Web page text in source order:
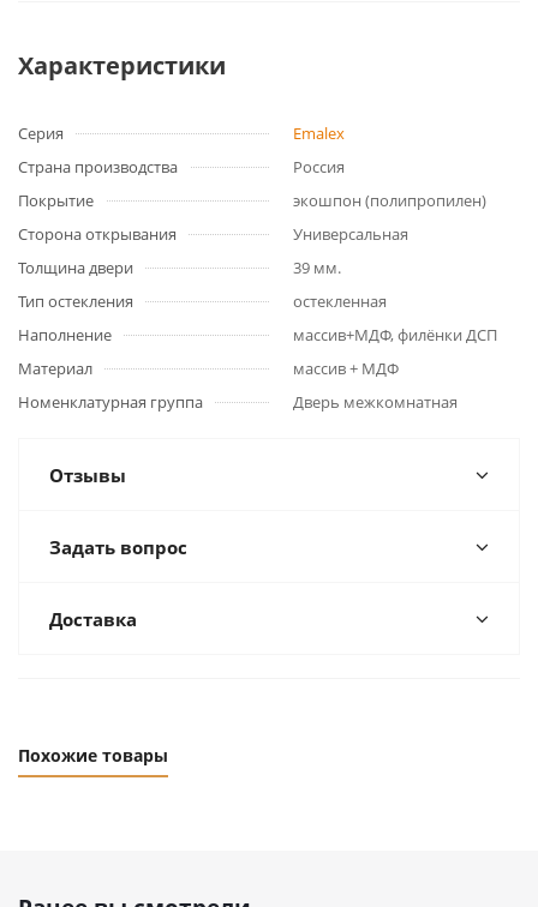
Характеристики
Серия
Emalex
Страна производства
Россия
Покрытие
экошпон (полипропилен)
Сторона открывания
Универсальная
Толщина двери
39 мм.
Тип остекления
остекленная
Наполнение
массив+МДФ, филёнки ДСП
Материал
массив + МДФ
Номенклатурная группа
Дверь межкомнатная
Отзывы
Задать вопрос
Доставка
Похожие товары